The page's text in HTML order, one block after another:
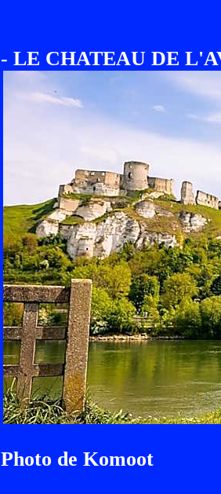
- LE CHATEAU DE
Photo de Komoot